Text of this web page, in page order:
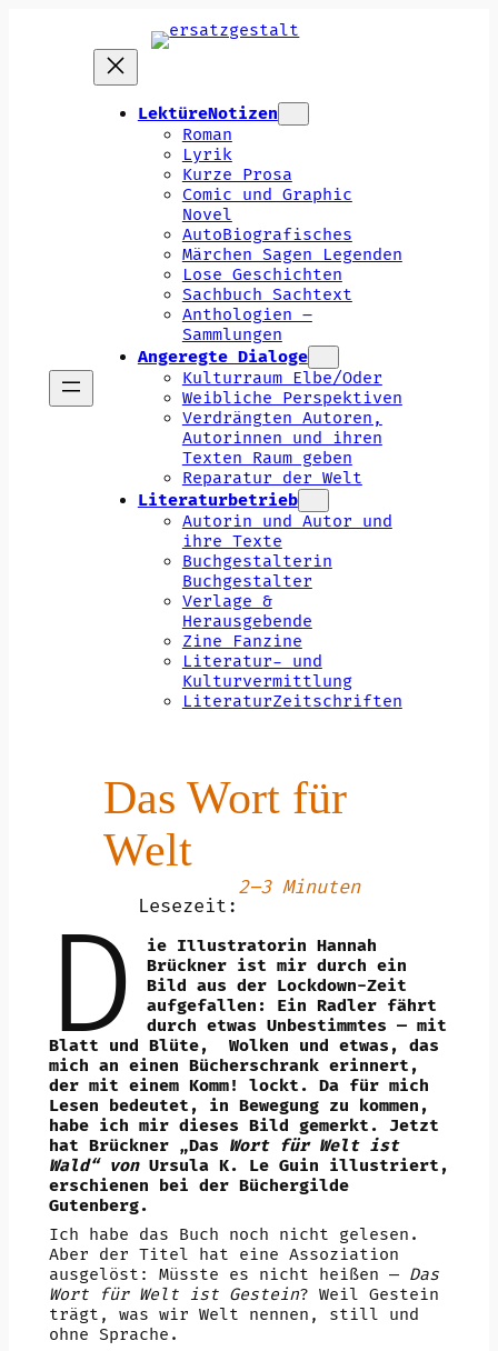
LektüreNotizen
Roman
Lyrik
Kurze Prosa
Comic und Graphic
Novel
AutoBiografisches
Märchen Sagen Legenden
Lose Geschichten
Sachbuch Sachtext
Anthologien –
Sammlungen
Angeregte Dialoge
Kulturraum Elbe/Oder
Weibliche Perspektiven
Verdrängten Autoren,
Autorinnen und ihren
Texten Raum geben
Reparatur der Welt
Literaturbetrieb
Autorin und Autor und
ihre Texte
Buchgestalterin
Buchgestalter
Verlage &
Herausgebende
Zine Fanzine
Literatur- und
Kulturvermittlung
LiteraturZeitschriften
Das Wort für
Welt
Lesezeit:
2–3 Minuten
D
ie Illustratorin Hannah
Brückner ist mir durch ein
Bild aus der Lockdown-Zeit
aufgefallen: Ein Radler fährt
durch etwas Unbestimmtes — mit
Blatt und Blüte, Wolken und etwas, das
mich an einen Bücherschrank erinnert,
der mit einem Komm! lockt. Da für mich
Lesen bedeutet, in Bewegung zu kommen,
habe ich mir dieses Bild gemerkt. Jetzt
hat Brückner „Das Wort für Welt ist
Wald“ vonUrsula K. Le Guin illustriert,
erschienen bei der Büchergilde
Gutenberg.
Ich habe das Buch noch nicht gelesen.
Aber der Titel hat eine Assoziation
ausgelöst: Müsste es nicht heißen — Das
Wort für Welt ist Gestein? Weil Gestein
trägt, was wir Welt nennen, still und
ohne Sprache.